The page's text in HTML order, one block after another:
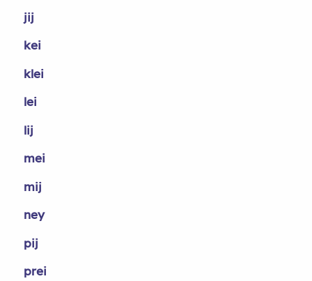
jij
kei
klei
lei
lij
mei
mij
ney
pij
prei